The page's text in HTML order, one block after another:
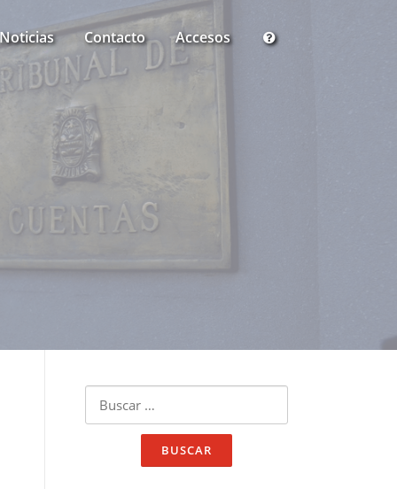
Noticias Contacto Accesos